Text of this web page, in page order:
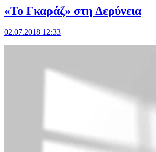
«To Γκαράζ» στη Δερύνεια
02.07.2018 12:33